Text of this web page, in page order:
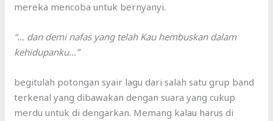
mereka mencoba untuk bernyanyi.
“… dan demi nafas yang telah Kau hembuskan dalam
kehidupanku…”
begitulah potongan syair lagu dari salah satu grup band
terkenal yang dibawakan dengan suara yang cukup
merdu untuk di dengarkan. Memang kalau harus di